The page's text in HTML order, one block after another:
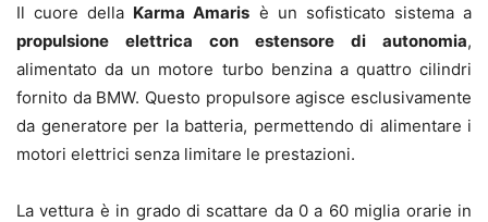
Il cuore della Karma Amaris è un sofisticato sistema a
propulsione elettrica con estensore di autonomia,
alimentato da un motore turbo benzina a quattro cilindri
fornito da BMW. Questo propulsore agisce esclusivamente
da generatore per la batteria, permettendo di alimentare i
motori elettrici senza limitare le prestazioni.
La vettura è in grado di scattare da 0 a 60 miglia orarie in